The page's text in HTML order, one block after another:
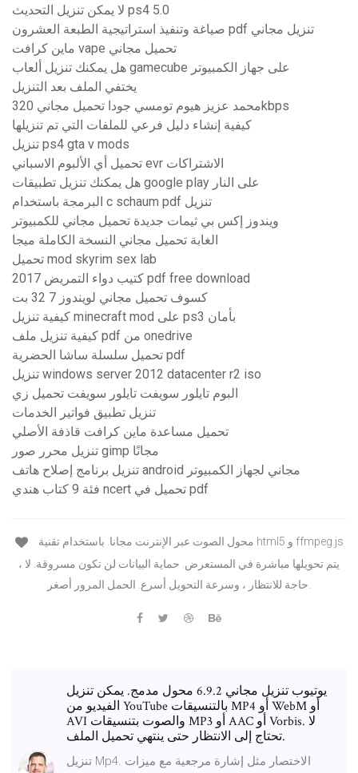
لا يمكن تنزيل التحديث ps4 5.0
صياغة وتنفيذ استراتيجية الطبعة العشرون pdf تنزيل مجاني
ماين كرافت vape تحميل مجاني
هل يمكنك تنزيل ألعاب gamecube على جهاز الكمبيوتر
يختفي الملف بعد التنزيل
محمد عزيز هيوم تومسي جودا تحميل مجاني 320kbps
كيفية إنشاء دليل فرعي للملفات التي تم تنزيلها
تنزيل ps4 gta v mods
تحميل أي الألبوم الاسباني evr الاشتراكات
هل يمكنك تنزيل تطبيقات google play على النار
البرمجة باستخدام c schaum pdf تنزيل
ويندوز إكس بي ثيمات جديدة تحميل مجاني للكمبيوتر
الغابة تحميل مجاني النسخة الكاملة ميجا
تحميل mod skyrim sex lab
كتيب دواء التمريض 2017 pdf free download
كسوف تحميل مجاني لويندوز 7 32 بت
كيفية تنزيل minecraft mod على ps3 بأمان
كيفية تنزيل ملف pdf من onedrive
تحميل سلسلة ساشا الحضرية pdf
تنزيل windows server 2012 datacenter r2 iso
البوم تايلور سويفت تايلور سويفت تحميل زي
تنزيل تطبيق فواتير الخدمات
تحميل مساعدة ماين كرافت قاذفة الأصلي
تنزيل محرر صور gimp مجانًا
تنزيل برنامج إصلاح هاتف android مجاني لجهاز الكمبيوتر
فئة 9 كتاب هندي ncert تحميل في pdf
، يتم تحويلها مباشرة في المستعرض. حماية البيانات لن تكون مسروقة. لا
يوتيوب تنزيل مجاني 6.9.2 محول مدمج. يمكن تنزيل
الفيديو من YouTube بالتنسيقات MP4 أو WebM أو
AVI والصوت بتنسيقات MP3 أو AAC أو Vorbis. لا
تحتاج إلى الانتظار حتى ينتهي تحميل الملف.
تنزيل Mp4. الاختصار مثل إشارة مرجعية مع ميزات